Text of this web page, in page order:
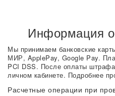
Информация
Мы принимаем банковские
МИР, ApplePay, Google Pay.
PCI DSS. После оплаты
личном кабинете. Подробнее
Расчетные операции при